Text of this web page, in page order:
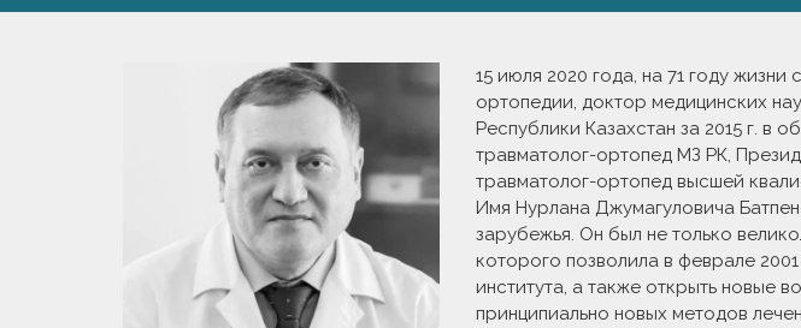
15 июля 2020 года, на 71 году
ортопедии, доктор медицинских
Республики Казахстан за 2015 г. в
травматолог-ортопед МЗ РК,
травматолог-ортопед высшей
Имя Нурлана Джумагуловича
зарубежья. Он был не только
которого позволила в феврале
института, а также открыть новые
принципиально новых методов